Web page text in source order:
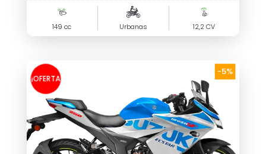
149 cc Urbanas 12,2 CV
-5%
¡OFERTA